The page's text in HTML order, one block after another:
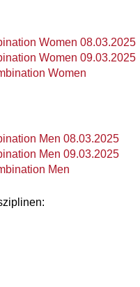
Women 08.03.2025
Women 09.03.2025
Women
Men 08.03.2025
Men 09.03.2025
Men